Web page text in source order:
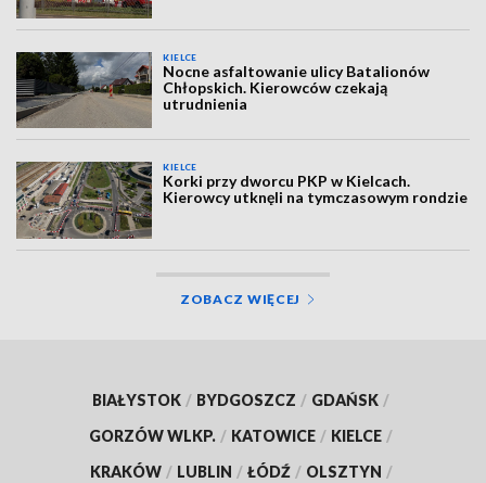
KIELCE
Nocne asfaltowanie ulicy Batalionów
Chłopskich. Kierowców czekają
utrudnienia
KIELCE
Korki przy dworcu PKP w Kielcach.
Kierowcy utknęli na tymczasowym rondzie
ZOBACZ WIĘCEJ
BIAŁYSTOK / BYDGOSZCZ / GDAŃSK /
GORZÓW WLKP. / KATOWICE / KIELCE /
KRAKÓW / LUBLIN / ŁÓDŹ / OLSZTYN /